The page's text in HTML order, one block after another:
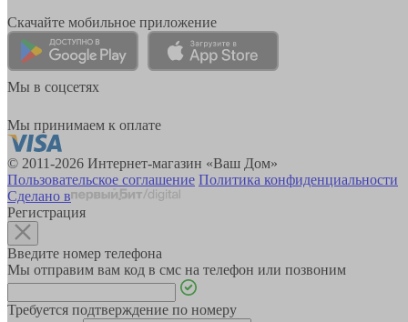
Скачайте мобильное приложение
Мы в соцсетях
Мы принимаем к оплате
© 2011-2026 Интернет-магазин «Ваш Дом»
Пользовательское соглашение Политика конфиденциальности
Сделано в
Регистрация
Введите номер телефона
Мы отправим вам код в смс на телефон или позвоним
Требуется подтверждение по номеру